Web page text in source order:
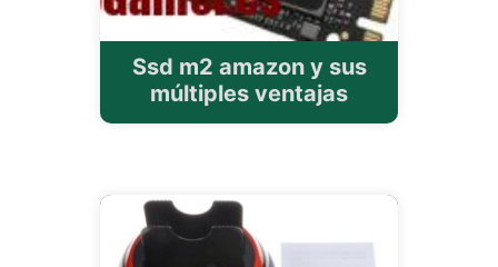
Ssd m2 amazon y sus
múltiples ventajas